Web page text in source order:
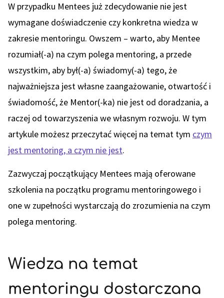
W przypadku Mentees już zdecydowanie nie jest
wymagane doświadczenie czy konkretna wiedza w
zakresie mentoringu. Owszem – warto, aby Mentee
rozumiał(-a) na czym polega mentoring, a przede
wszystkim, aby był(-a) świadomy(-a) tego, że
najważniejsza jest własne zaangażowanie, otwartość i
świadomość, że Mentor(-ka) nie jest od doradzania, a
raczej od towarzyszenia we własnym rozwoju. W tym
artykule możesz przeczytać więcej na temat tym czym
jest mentoring, a czym nie jest.
Zazwyczaj początkujący Mentees mają oferowane
szkolenia na początku programu mentoringowego i
one w zupełności wystarczają do zrozumienia na czym
polega mentoring.
Wiedza na temat
mentoringu dostarczana